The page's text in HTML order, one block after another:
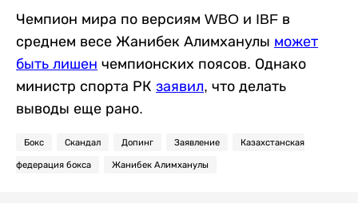
Чемпион мира по версиям WBO и IBF в
среднем весе Жанибек Алимханулы может
быть лишен чемпионских поясов. Однако
министр спорта РК заявил, что делать
выводы еще рано.
Бокс Скандал Допинг Заявление Казахстанская
федерация бокса Жанибек Алимханулы